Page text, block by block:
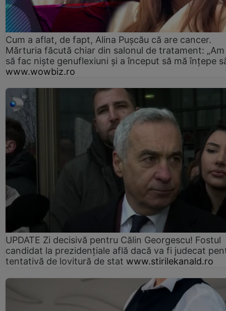
Cum a aflat, de fapt, Alina Pușcău că are cancer.
Mărturia făcută chiar din salonul de tratament:
să fac niște genuflexiuni și a început să mă înțepe
www.wowbiz.ro
UPDATE Zi decisivă pentru Călin Georgescu! Fostul
candidat la prezidențiale află dacă va fi judecat
tentativă de lovitură de stat www.stirilekanald.ro